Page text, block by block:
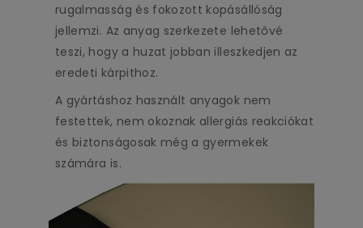
rugalmasság és fokozott kopásállóság
jellemzi. Az anyag szerkezete lehetővé
teszi, hogy a huzat jobban illeszkedjen az
eredeti kárpithoz.
A gyártáshoz használt anyagok nem
festettek, nem okoznak allergiás reakciókat
és biztonságosak még a gyermekek
számára is.